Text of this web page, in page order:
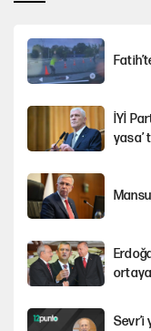
İYİ
yasa’
ortaya
Sevr’i